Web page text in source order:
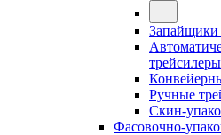
Запайщики
трейсилеры
Ручные
Скин-
Фасовочно-